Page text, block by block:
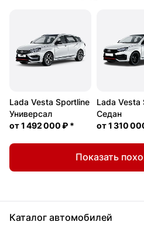
Lada Vesta Sportline
Универсал
от1 492 000 ₽ *
Lada Vesta
Седан
от1 310
Показать
Каталог автомобилей